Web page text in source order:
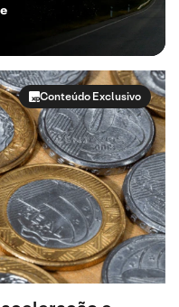
Conteúdo Exclusivo